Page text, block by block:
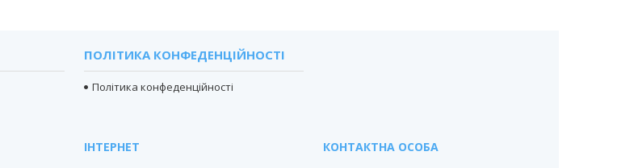
ПОЛІТИКА КОНФЕДЕНЦІЙНОСТІ
Політика конфеденційності